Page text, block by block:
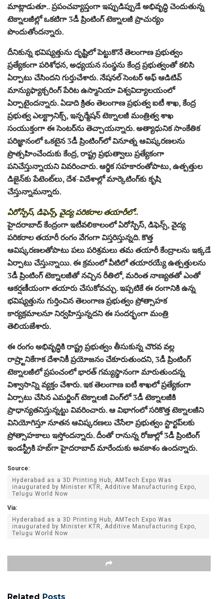
మాట్లాడుతూ.. ప్రపంచవ్యాప్తంగా ఇప్పుడిప్పుడే అభివృద్ధి చెందుతున్న
టెక్నాలజీల్లో ఒకటిగా 3డీ ప్రింటింగ్‌ టెక్నాలజీ ప్రాచుర్యం
పొందుతోందన్నారు.
దీనికున్న భవిష్యత్తును దృష్టిలో పెట్టుకొనే తెలంగాణ ప్రభుత్వం
ప్రత్యేకంగా పరిశోధన, అధ్యయన సంస్థను కేంద్ర ప్రభుత్వంతో కలిసి
ఏర్పాటు చేసిందని గుర్తుచేశారు. నేషనల్‌ సెంటర్‌ ఆఫ్‌ ఆడిటివ్‌
మాన్యుఫ్యాక్చరింగ్‌ పేరిట ఉస్మానియా విశ్వవిద్యాలయంలో
ఏర్పాటైందన్నారు. ఏడాది క్రితం తెలంగాణ ప్రభుత్వ ఐటీ శాఖ, కేంద్ర
ప్రభుత్వ ఎలక్ట్రానిక్స్‌, ఇన్ఫర్మేషన్‌ టెక్నాలజీ మంత్రిత్వ శాఖ
సంయుక్తంగా ఈ సెంటర్‌ను తెచ్చాయన్నారు. అత్యాధునిక సాంకేతిక
పరిజ్ఞానంలో ఒకటైన 3డీ ప్రింటింగ్‌లో వినూత్న ఆవిష్కరణలను
ప్రొత్సహించేందుకు కేంద్ర, రాష్ట్ర ప్రభుత్వాలు ప్రత్యేకంగా
పనిచేస్తున్నాయని వివరించారు. ఆర్థిక సహకారంతోపాటు, ఉత్పత్తుల
డిజైన్‌కు పేటెంట్‌లు, దేశ-విదేశాల్లో మార్కెటింగ్‌కు కృషి
చేస్తున్నామన్నారు.
ఏరోస్పేస్‌, డిఫెన్స్‌, వైద్య పరికరాల తయారీలో..
హైదరాబాద్‌ కేంద్రంగా ఇటీవలికాలంలో ఏరోస్పేస్‌, డిఫెన్స్‌, వైద్య
పరికరాల తయారీ రంగం వేగంగా విస్తరిస్తున్నది. కొత్త
ఆవిష్కరణలతోపాటు పలు పరిశ్రమలు తమ తయారీ కేంద్రాలను ఇక్కడే
ఏర్పాటు చేస్తున్నాయి. ఈ క్రమంలో వీటిలో తయారయ్యే ఉత్పత్తులను
3డీ ప్రింటింగ్‌ టెక్నాలజీతో నచ్చిన రీతిలో, మరింత నాణ్యతతో ఎంతో
ఆకర్షణీయంగా తయారు చేసుకోవచ్చు. ఇప్పటికే ఈ రంగానికి ఉన్న
భవిష్యత్తును గుర్తించిన తెలంగాణ ప్రభుత్వం ప్రోత్సాహక
కార్యక్రమాలనూ నిర్వహిస్తున్నదని ఈ సందర్భంగా మంత్రి
తెలియజేశారు.
ఈ రంగం అభివృద్ధికి రాష్ట్ర ప్రభుత్వం తీసుకున్న చొరవ వల్ల
రాష్ర్టానికేగాక దేశానికీ ప్రయోజనం చేకూరుతుందని, 3డీ ప్రింటింగ్‌
టెక్నాలజీలో ప్రపంచంలో భారత్‌ గమ్యస్థానంగా మారుతుందన్న
విశ్వాసాన్ని వ్యక్తం చేశారు. ఇక తెలంగాణ ఐటీ శాఖలో ప్రత్యేకంగా
ఏర్పాటు చేసిన ఎమర్జింగ్‌ టెక్నాలజీ వింగ్‌లో 3డీ టెక్నాలజీకి
ప్రాధాన్యతనిస్తున్నట్టు వివరించారు. ఆ విభాగంలో సరికొత్త టెక్నాలజీని
వినియోగిస్తూ నూతన ఆవిష్కరణలు చేసేలా ప్రభుత్వం స్టార్టప్‌లకు
ప్రోత్సాహకాలు ఇస్తోందన్నారు. దీంతో రానున్న రోజుల్లో 3డీ ప్రింటింగ్‌
ఇండస్ట్రీకి హబ్‌గా హైదరాబాద్‌ మారేందుకు అవకాశం ఉందన్నారు.
Source:
Hyderabad as a 3D Printing Hub, AMTech Expo Was
inaugurated by Minister KTR, Additive Manufacturing Expo,
Telugu World Now
Via:
Hyderabad as a 3D Printing Hub, AMTech Expo Was
inaugurated by Minister KTR, Additive Manufacturing Expo,
Telugu World Now
Related Posts